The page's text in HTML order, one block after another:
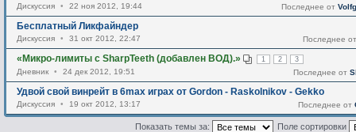
Последнее от
Дискуссия • 22 ноя 2012, 19:44
Бесплатный Ликфайндер
Последнее
Дискуссия • 31 окт 2012, 22:47
«Микро-лимиты с SharpTeeth (добавлен ВОД).» 1 2 3
Последнее от
Дневник • 24 дек 2012, 19:51
Удвой свой винрейт в 6max играх от Gordon - Raskolnikov - Gekko
Последнее от
Дискуссия • 19 окт 2012, 13:17
Показать темы за: Поле сортировки